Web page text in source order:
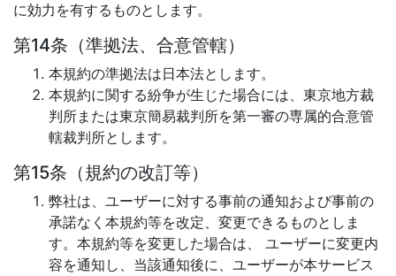
に効力を有するものとします。
第14条（準拠法、合意管轄）
本規約の準拠法は日本法とします。
本規約に関する紛争が生じた場合には、東京地方裁
判所または東京簡易裁判所を第一審の専属的合意管
轄裁判所とします。
第15条（規約の改訂等）
弊社は、ユーザーに対する事前の通知および事前の
承諾なく本規約等を改定、変更できるものとしま
す。本規約等を変更した場合は、 ユーザーに変更内
容を通知し、当該通知後に、ユーザーが本サービス